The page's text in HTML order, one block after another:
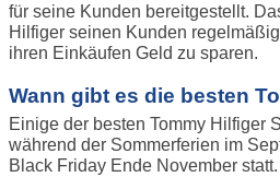
für seine Kunden bereitgestellt.
Hilfiger seinen Kunden
ihren Einkäufen Geld zu sparen.
Wann gibt es die besten
Einige der besten Tommy Hilfiger
während der Sommerferien im
Black Friday Ende November statt.